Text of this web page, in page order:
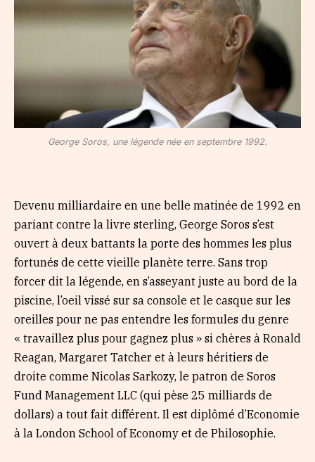
George Soros, une légende née en septembre 1992.
Devenu milliardaire en une belle matinée de 1992 en
pariant contre la livre sterling, George Soros s’est
ouvert à deux battants la porte des hommes les plus
fortunés de cette vieille planète terre. Sans trop
forcer dit la légende, en s’asseyant juste au bord de la
piscine, l’oeil vissé sur sa console et le casque sur les
oreilles pour ne pas entendre les formules du genre
« travaillez plus pour gagnez plus » si chères à Ronald
Reagan, Margaret Tatcher et à leurs héritiers de
droite comme Nicolas Sarkozy, le patron de Soros
Fund Management LLC (qui pèse 25 milliards de
dollars) a tout fait différent. Il est diplômé d’Economie
à la London School of Economy et de Philosophie.